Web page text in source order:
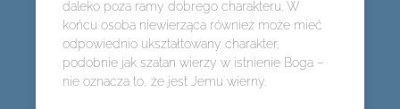
daleko poza ramy dobrego charakteru. W
końcu osoba niewierząca również może mieć
odpowiednio ukształtowany charakter,
podobnie jak szatan wierzy w istnienie Boga –
nie oznacza to, że jest Jemu wierny.